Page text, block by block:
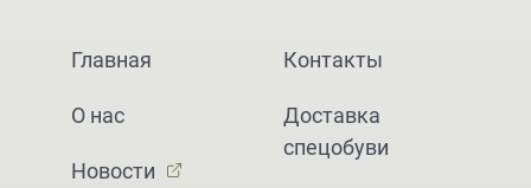
Главная
О нас
Новости
Контакты
Доставка
спецобуви